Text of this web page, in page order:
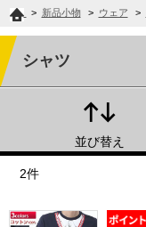
> 新品小物 > ウェア >
シャツ
並び替え
2件